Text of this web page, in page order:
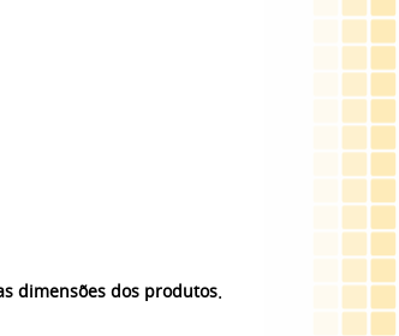
dimensões dos produtos.